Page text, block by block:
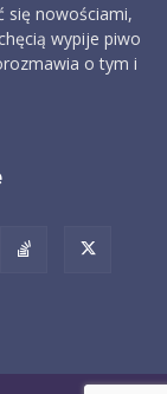
się nowościami,
wypije piwo
o tym i